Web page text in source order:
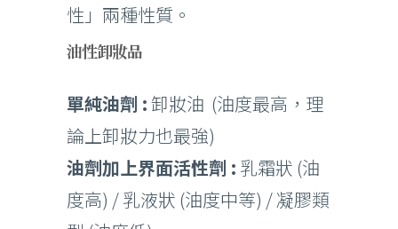
性」兩種性質。
油性卸妝品
單純油劑 :卸妝油 (油度最高，理
論上卸妝力也最強)
油劑加上界面活性劑 : 乳霜狀 (油
度高) / 乳液狀 (油度中等) / 凝膠類